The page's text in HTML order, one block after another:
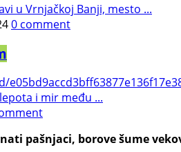
u Vrnjačkoj Banji, mesto ...
0 comment
i mir među ...
pašnjaci, borove šume